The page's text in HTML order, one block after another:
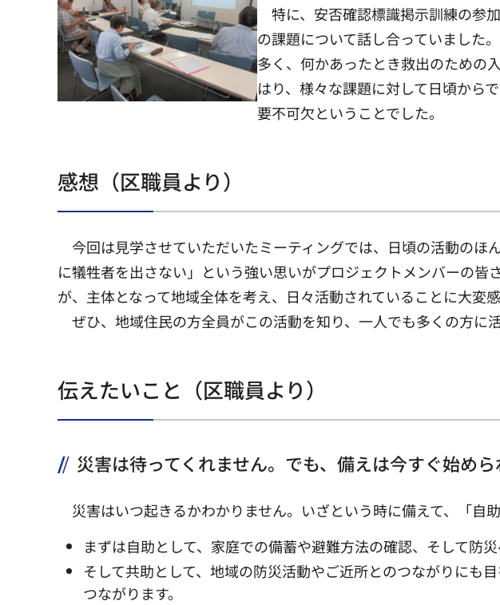
特に、安否確認標識掲示訓練の参
の課題について話し合っていました
多く、何かあったとき救出のための
はり、様々な課題に対して日頃から
要不可欠ということでした。
感想（区職員より）
今回は見学させていただいたミーティングでは、日頃の活動の
に犠牲者を出さない」という強い思いがプロジェクトメンバーの
が、主体となって地域全体を考え、日々活動されていることに大変
ぜひ、地域住民の方全員がこの活動を知り、一人でも多くの方に
伝えたいこと（区職員より）
災害は待ってくれません。でも、備えは今すぐ始め
災害はいつ起きるかわかりません。いざという時に備えて、「自
まずは自助として、家庭での備蓄や避難方法の確認、そして防災
そして共助として、地域の防災活動やご近所とのつながりにも
つながります。